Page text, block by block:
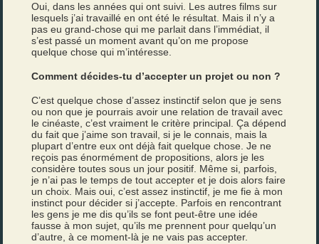
Oui, dans les années qui ont suivi. Les autres films sur
lesquels j’ai travaillé en ont été le résultat. Mais il n’y a
pas eu grand-chose qui me parlait dans l’immédiat, il
s’est passé un moment avant qu’on me propose
quelque chose qui m’intéresse.
Comment décides-tu d’accepter un projet ou non ?
C’est quelque chose d’assez instinctif selon que je sens
ou non que je pourrais avoir une relation de travail avec
le cinéaste, c’est vraiment le critère principal. Ça dépend
du fait que j’aime son travail, si je le connais, mais la
plupart d’entre eux ont déjà fait quelque chose. Je ne
reçois pas énormément de propositions, alors je les
considère toutes sous un jour positif. Même si, parfois,
je n’ai pas le temps de tout accepter et je dois alors faire
un choix. Mais oui, c’est assez instinctif, je me fie à mon
instinct pour décider si j’accepte. Parfois en rencontrant
les gens je me dis qu’ils se font peut-être une idée
fausse à mon sujet, qu’ils me prennent pour quelqu’un
d’autre, à ce moment-là je ne vais pas accepter.